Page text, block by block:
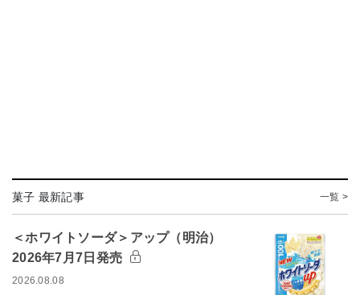
菓子 最新記事 一覧 >
＜ホワイトソーダ＞アップ（明治）
2026年7月7日発売
2026.08.08